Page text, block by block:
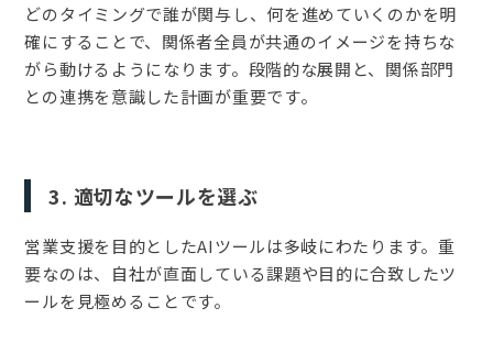
どのタイミングで誰が関与し、何を進めていくのかを明
確にすることで、関係者全員が共通のイメージを持ちな
がら動けるようになります。段階的な展開と、関係部門
との連携を意識した計画が重要です。
3. 適切なツールを選ぶ
営業支援を目的としたAIツールは多岐にわたります。重
要なのは、自社が直面している課題や目的に合致したツ
ールを見極めることです。